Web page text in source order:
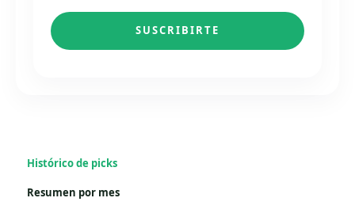
SUSCRIBIRTE
Histórico de picks
Resumen por mes